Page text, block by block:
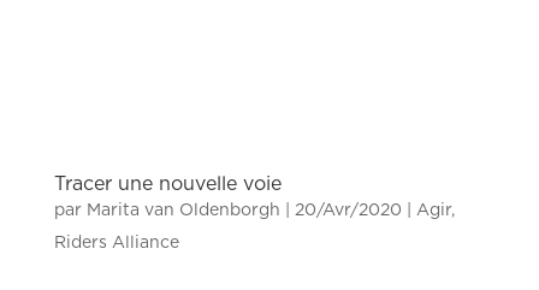
Tracer une nouvelle voie
par Marita van Oldenborgh 20/Avr/2020 Agir,
Riders Alliance